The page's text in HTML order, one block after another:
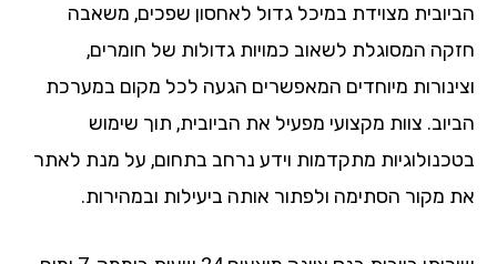
מצוידת במיכל גדול לאחסון שפכים, משאבה
המסוגלת לשאוב כמויות גדולות של חומרים,
מיוחדים המאפשרים הגעה לכל מקום במערכת
צוות מקצועי מפעיל את הביובית, תוך שימוש
מתקדמות וידע נרחב בתחום, על מנת לאתר
מקור הסתימה ולפתור אותה ביעילות ובמהירות.